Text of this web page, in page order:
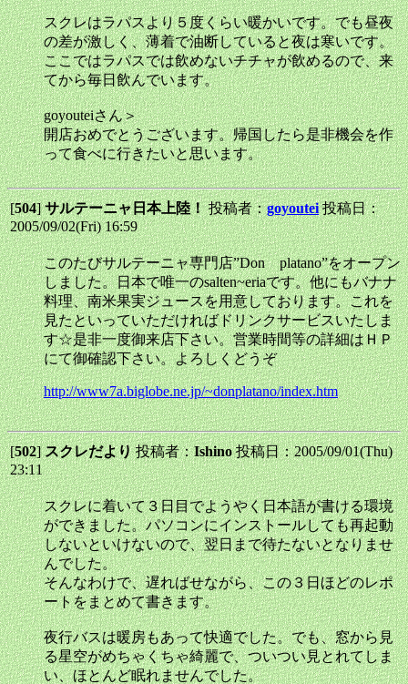
スクレはラパスより５度くらい暖かいです。でも昼夜
の差が激しく、薄着で油断していると夜は寒いです。
ここではラパスでは飲めないチチャが飲めるので、来
てから毎日飲んでいます。
goyouteiさん＞
開店おめでとうございます。帰国したら是非機会を作
って食べに行きたいと思います。
[504]サルテーニャ日本上陸！投稿者：goyoutei 投稿日：
2005/09/02(Fri) 16:59
このたびサルテーニャ専門店”Don platano”をオープン
しました。日本で唯一のsalten~eriaです。他にもバナナ
料理、南米果実ジュースを用意しております。これを
見たといっていただければドリンクサービスいたしま
す☆是非一度御来店下さい。営業時間等の詳細はＨＰ
にて御確認下さい。よろしくどうぞ
http://www7a.biglobe.ne.jp/~donplatano/index.htm
[502]スクレだより投稿者：Ishino投稿日：2005/09/01(Thu)
23:11
スクレに着いて３日目でようやく日本語が書ける環境
ができました。パソコンにインストールしても再起動
しないといけないので、翌日まで待たないとなりませ
んでした。
そんなわけで、遅ればせながら、この３日ほどのレポ
ートをまとめて書きます。
夜行バスは暖房もあって快適でした。でも、窓から見
る星空がめちゃくちゃ綺麗で、ついつい見とれてしま
い、ほとんど眠れませんでした。